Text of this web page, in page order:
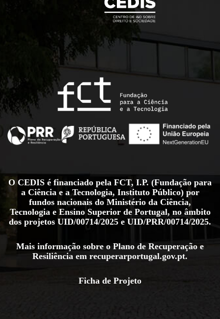
O CEDIS é financiado pela FCT, I.P. (Fundação para
a Ciência e a Tecnologia, Instituto Público) por
fundos nacionais do Ministério da Ciência,
Tecnologia e Ensino Superior de Portugal, no âmbito
dos projetos UID/00714/2025 e UID/PRR/00714/2025.
Mais informação sobre o Plano de Recuperação e
Resiliência em recuperarportugal.gov.pt.
Ficha de Projeto